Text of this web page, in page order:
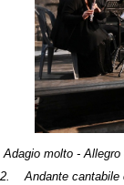
Adagio molto - Allegro
2. Andante cantabile